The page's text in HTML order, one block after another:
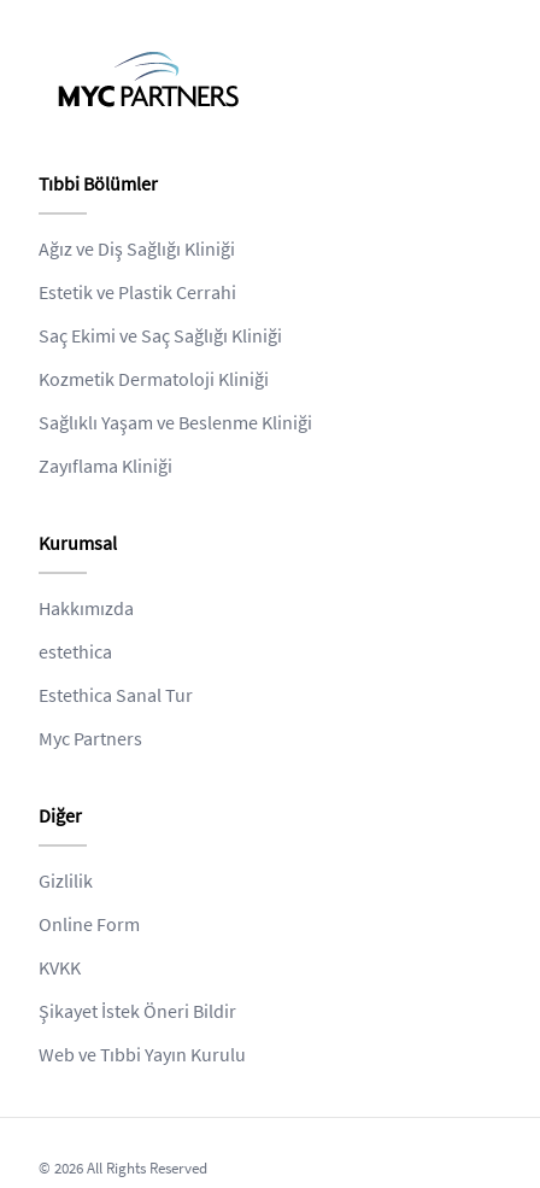
Tıbbi Bölümler
Ağız ve Diş Sağlığı Kliniği
Estetik ve Plastik Cerrahi
Saç Ekimi ve Saç Sağlığı Kliniği
Kozmetik Dermatoloji Kliniği
Sağlıklı Yaşam ve Beslenme Kliniği
Zayıflama Kliniği
Kurumsal
Hakkımızda
estethica
Estethica Sanal Tur
Myc Partners
Diğer
Gizlilik
Online Form
KVKK
Şikayet İstek Öneri Bildir
Web ve Tıbbi Yayın Kurulu
© 2026 All Rights Reserved